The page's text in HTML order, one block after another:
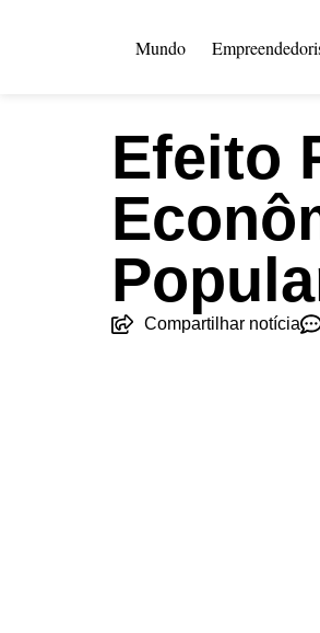
Mundo
Efeito
Compartilhar notícia